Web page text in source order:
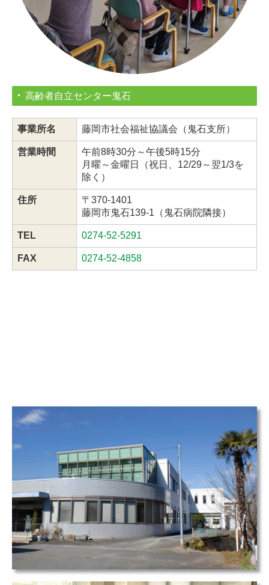
高齢者自立センター鬼石
事業所名 藤岡市社会福祉協議会（鬼石支所）
営業時間
午前8時30分～午後5時15分
月曜～金曜日（祝日、12/29～翌1/3を
除く）
住所
〒370-1401
藤岡市鬼石139-1（鬼石病院隣接）
TEL 0274-52-5291
FAX 0274-52-4858